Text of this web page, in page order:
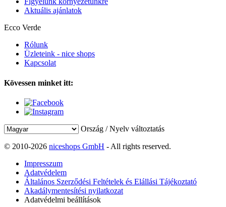
Aktuális ajánlatok
Ecco Verde
Rólunk
Üzleteink - nice shops
Kapcsolat
Kövessen minket itt:
Ország / Nyelv változtatás
© 2010-2026 niceshops GmbH - All rights reserved.
Impresszum
Adatvédelem
Általános Szerződési Feltételek és Elállási Tájékoztató
Akadálymentesítési nyilatkozat
Adatvédelmi beállítások